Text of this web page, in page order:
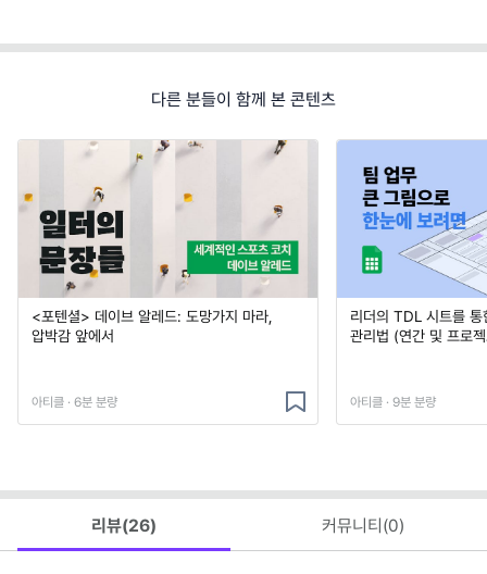
다른 분들이 함께 본 콘텐츠
<포텐셜> 데이브 알레드: 도망가지 마라,
압박감 앞에서
아티클 · 6분 분량
리더의 TDL 시트를
관리법 (연간 및 프로
아티클 · 9분 분량
리뷰(26) 커뮤니티(0)